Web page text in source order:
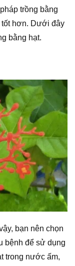
trồng bằng
hơn. Dưới đây
bằng hạt.
bạn nên chọn
bệnh để sử dụng
trong nước ấm,